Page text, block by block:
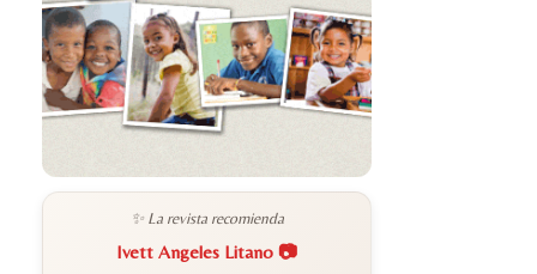
✨ La revista recomienda
Ivett Angeles Litano 📷